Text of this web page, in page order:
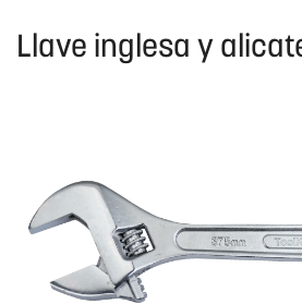
Llave inglesa y